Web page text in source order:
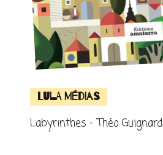
Lula Médias
Labyrinthes – Théo Guignard